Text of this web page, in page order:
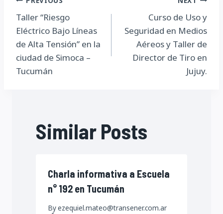
de
entradas
Taller “Riesgo
Eléctrico Bajo Líneas
de Alta Tensión” en la
ciudad de Simoca –
Tucumán
Curso de Uso y
Seguridad en Medios
Aéreos y Taller de
Director de Tiro en
Jujuy.
Similar Posts
Charla informativa a Escuela
n° 192 en Tucumán
Byezequiel.mateo@transener.com.ar